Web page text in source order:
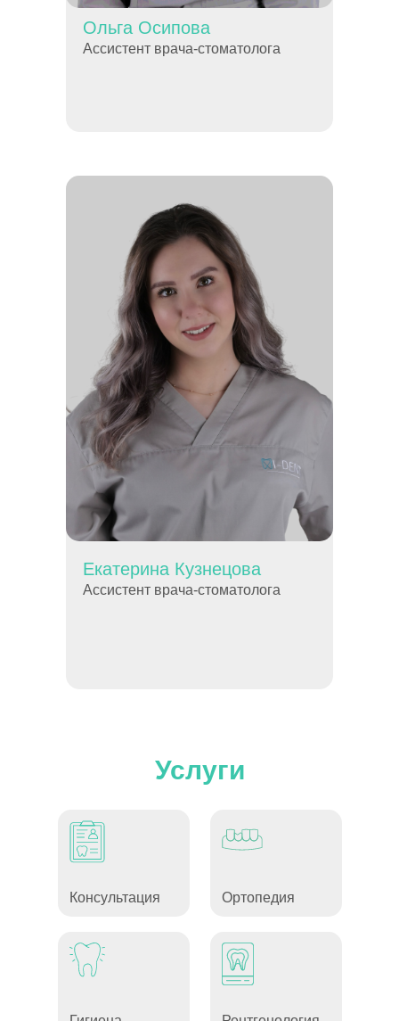
Ольга Осипова
Ассистент врача-стоматолога
Екатерина Кузнецова
Ассистент врача-стоматолога
Услуги
Консультация Ортопедия